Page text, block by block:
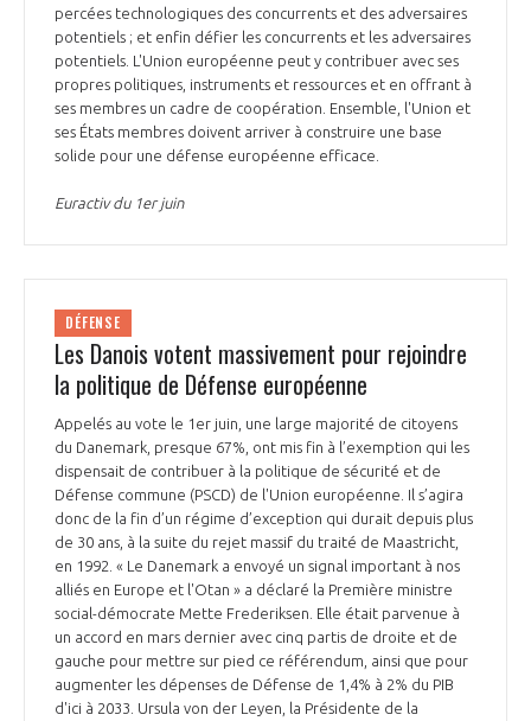
EMPLOI & FORMATION
ENVIRONNEMENT
INNOVATION
INTERNATIONALISATION
DOCUMENTS & BROCHURES
RAPPORTS D'ACTIVITÉS
percées technologiques des concurrents et des adversaires
potentiels ; et enfin défier les concurrents et les adversaires
potentiels. L'Union européenne peut y contribuer avec ses
propres politiques, instruments et ressources et en offrant à
ses membres un cadre de coopération. Ensemble, l'Union et
ses États membres doivent arriver à construire une base
solide pour une défense européenne efficace.
Euractiv du 1er juin
DÉFENSE
Les Danois votent massivement pour rejoindre
la politique de Défense européenne
Appelés au vote le 1er juin, une large majorité de citoyens
du Danemark, presque 67%, ont mis fin à l’exemption qui les
dispensait de contribuer à la politique de sécurité et de
Défense commune (PSCD) de l'Union européenne. Il s’agira
donc de la fin d’un régime d’exception qui durait depuis plus
de 30 ans, à la suite du rejet massif du traité de Maastricht,
en 1992. « Le Danemark a envoyé un signal important à nos
alliés en Europe et l'Otan » a déclaré la Première ministre
social-démocrate Mette Frederiksen. Elle était parvenue à
un accord en mars dernier avec cinq partis de droite et de
gauche pour mettre sur pied ce référendum, ainsi que pour
augmenter les dépenses de Défense de 1,4% à 2% du PIB
d'ici à 2033. Ursula von der Leyen, la Présidente de la